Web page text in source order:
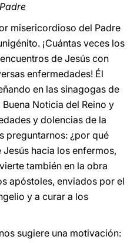
misericordioso del Padre
¡Cuántas veces los
de Jesús con
enfermedades! Él
en las sinagogas de
Noticia del Reino y
y dolencias de la
preguntarnos: ¿por qué
hacia los enfermos,
también en la obra
apóstoles, enviados por el
y a curar a los
sugiere una motivación: